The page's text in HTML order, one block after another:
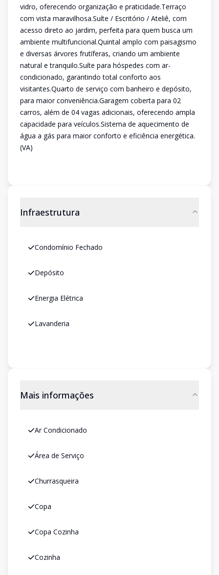
vidro, oferecendo organização e praticidade.Terraço
com vista maravilhosa.Suíte / Escritório / Ateliê, com
acesso direto ao jardim, perfeita para quem busca um
ambiente multifuncional.Quintal amplo com paisagismo
e diversas árvores frutíferas, criando um ambiente
natural e tranquilo.Suíte para hóspedes com ar-
condicionado, garantindo total conforto aos
visitantes.Quarto de serviço com banheiro e depósito,
para maior conveniência.Garagem coberta para 02
carros, além de 04 vagas adicionais, oferecendo ampla
capacidade para veículos.Sistema de aquecimento de
água a gás para maior conforto e eficiência energética.
(VA)
Infraestrutura
Condomínio Fechado
Depósito
Energia Elétrica
Lavanderia
Mais informações
Ar Condicionado
Área de Serviço
Churrasqueira
Copa
Copa Cozinha
Cozinha